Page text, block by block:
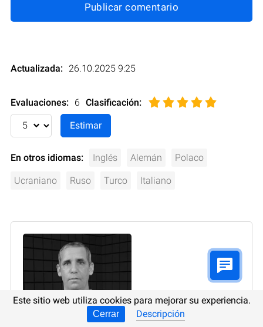
Publicar comentario
Actualizada: 26.10.2025 9:25
Evaluaciones: 6 Clasificación:
En otros idiomas: Inglés Alemán Polaco
Ucraniano Ruso Turco Italiano
Este sitio web utiliza cookies para mejorar su experiencia.
Cerrar Descripción